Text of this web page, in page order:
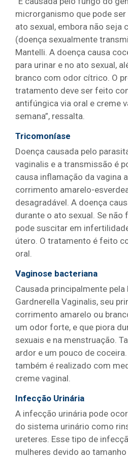
microrganismo que pode
ato sexual, embora não seja
(doença sexualmente
Mantelli. A doença causa
para urinar e no ato sexual,
branco com odor cítrico. O
tratamento deve ser feito
antifúngica via oral e creme
semana”, ressalta.
Tricomoníase
Doença causada pelo
vaginalis e a transmissão é
causa inflamação da vagina
corrimento amarelo-
desagradável. A doença
durante o ato sexual. Se não
pode suscitar em
útero. O tratamento é feito
oral.
Vaginose bacteriana
Causada principalmente
Gardnerella Vaginalis, seu
corrimento amarelo ou
um odor forte, e que piora
sexuais e na menstruação.
ardor e um pouco de
também é realizado com
creme vaginal.
Infecção Urinária
A infecção urinária pode
do sistema urinário como
ureteres. Esse tipo de
mulheres devido ao